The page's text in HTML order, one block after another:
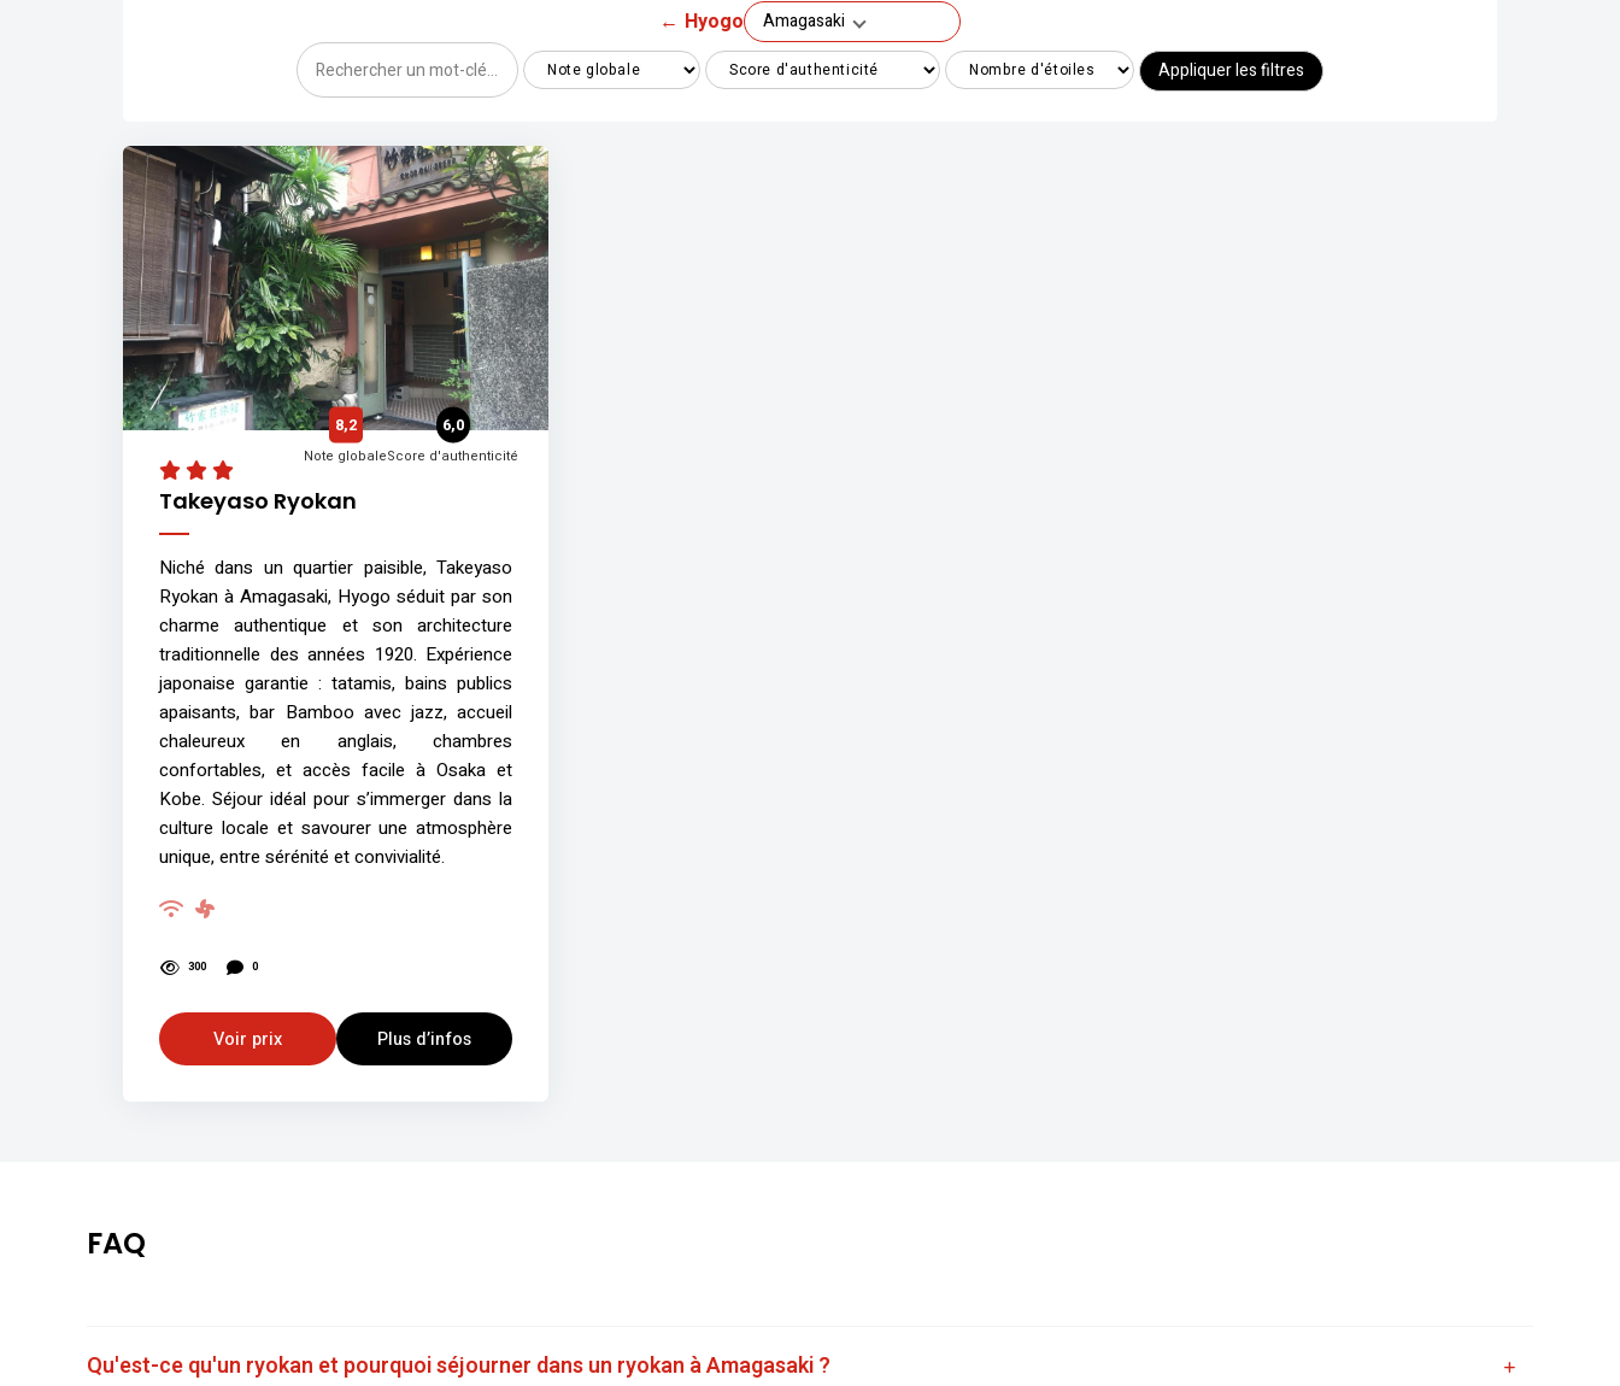
← Hyogo
Amagasaki
Appliquer les filtres
Takeyaso Ryokan
8,2
Note globale
6,0
Score d'authenticité
Niché dans un quartier paisible, Takeyaso
Ryokan à Amagasaki, Hyogo séduit par son
charme authentique et son architecture
traditionnelle des années 1920. Expérience
japonaise garantie : tatamis, bains publics
apaisants, bar Bamboo avec jazz, accueil
chaleureux en anglais, chambres
confortables, et accès facile à Osaka et
Kobe. Séjour idéal pour s’immerger dans la
culture locale et savourer une atmosphère
unique, entre sérénité et convivialité.
300 0
Voir prix Plus d’infos
FAQ
Qu'est-ce qu'un ryokan et pourquoi séjourner dans un ryokan à Amagasaki ?